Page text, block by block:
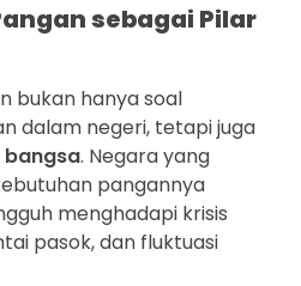
sebagai Pilar
bukan hanya soal
dalam negeri, tetapi juga
. Negara yang
pangannya
menghadapi krisis
pasok, dan fluktuasi